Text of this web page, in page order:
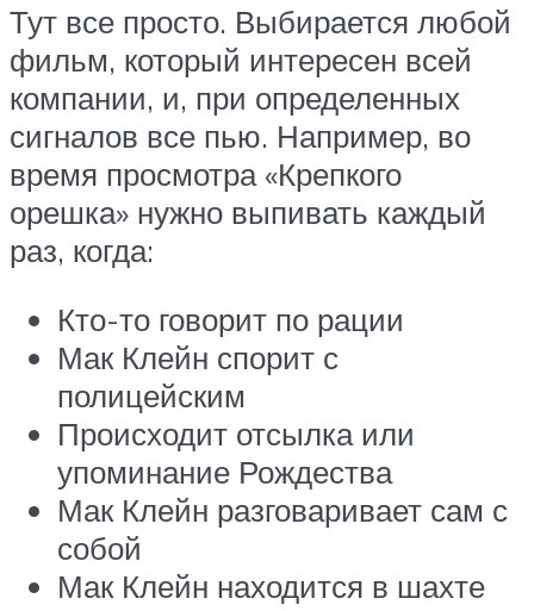
Тут все просто. Выбирается любой
фильм, который интересен всей
компании, и, при определенных
сигналов все пью. Например, во
время просмотра «Крепкого
орешка» нужно выпивать каждый
раз, когда:
Кто-то говорит по рации
Мак Клейн спорит с
полицейским
Происходит отсылка или
упоминание Рождества
Мак Клейн разговаривает сам с
собой
Мак Клейн находится в шахте